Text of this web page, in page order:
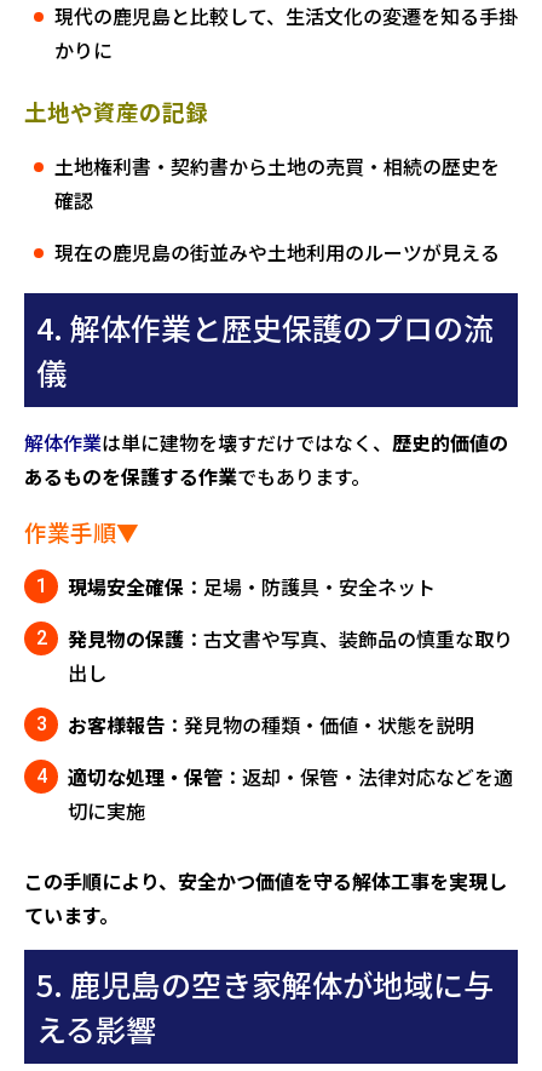
現代の鹿児島と比較して、生活文化の変遷を知る手掛
かりに
土地や資産の記録
土地権利書・契約書から土地の売買・相続の歴史を
確認
現在の鹿児島の街並みや土地利用のルーツが見える
4. 解体作業と歴史保護のプロの流
儀
解体作業は単に建物を壊すだけではなく、 歴史的価値の
あるものを保護する作業でもあります。
作業手順▼
現場安全確保 ：足場・防護具・安全ネット
発見物の保護 ：古文書や写真、装飾品の慎重な取り
出し
お客様報告 ：発見物の種類・価値・状態を説明
適切な処理・保管 ：返却・保管・法律対応などを適
切に実施
この手順により、安全かつ価値を守る解体工事を実現し
ています。
5. 鹿児島の空き家解体が地域に与
える影響